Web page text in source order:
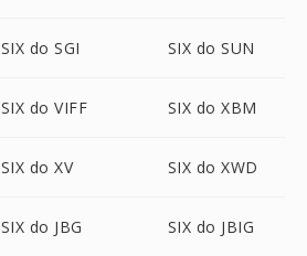
SIX do SGI SIX do SUN
SIX do VIFF SIX do XBM
SIX do XV SIX do XWD
SIX do JBG SIX do JBIG